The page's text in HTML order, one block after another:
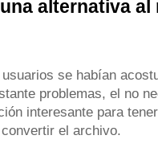
alternativa al
usuarios se habían
problemas, el no
interesante para
el archivo.